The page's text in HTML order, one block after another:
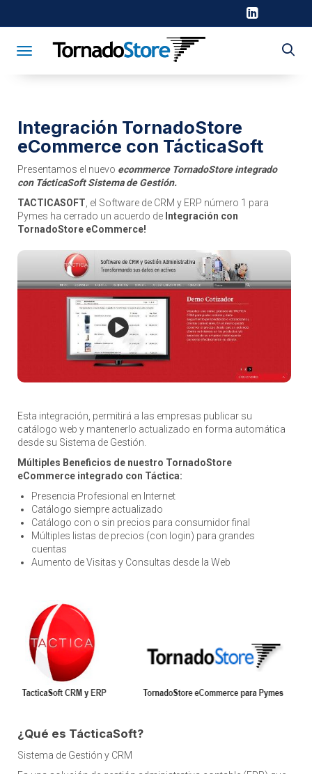
Toggle navigation
Integración TornadoStore
eCommerce con TácticaSoft
Presentamos el nuevo ecommerce TornadoStore integrado
con TácticaSoft Sistema de Gestión.
TACTICASOFT , el Software de CRM y ERP número 1 para
Pymes ha cerrado un acuerdo de Integración con
TornadoStore eCommerce!
Esta integración, permitirá a las empresas publicar su
catálogo web y mantenerlo actualizado en forma automática
desde su Sistema de Gestión.
Múltiples Beneficios de nuestro TornadoStore
eCommerce integrado con Táctica:
Presencia Profesional en Internet
Catálogo siempre actualizado
Catálogo con o sin precios para consumidor final
Múltiples listas de precios (con login) para grandes
cuentas
Aumento de Visitas y Consultas desde la Web
¿Qué es TácticaSoft?
Sistema de Gestión y CRM